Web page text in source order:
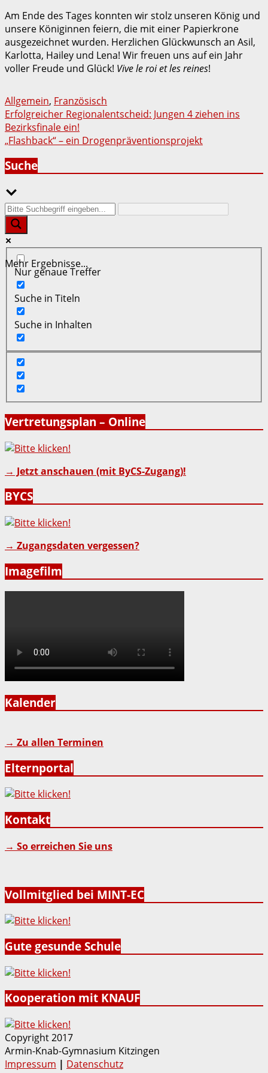
Am Ende des Tages konnten wir stolz unseren König und
unsere Königinnen feiern, die mit einer Papierkrone
ausgezeichnet wurden. Herzlichen Glückwunsch an Asil,
Karlotta, Hailey und Lena! Wir freuen uns auf ein Jahr
voller Freude und Glück! Vive le roi et les reines!
Allgemein, Französisch
Beitragsnavigation
Erfolgreicher Regionalentscheid: Jungen 4 ziehen ins
Bezirksfinale ein!
„Flashback“ – ein Drogenpräventionsprojekt
Suche
Mehr Ergebnisse...
Nur genaue Treffer
Suche in Titeln
Suche in Inhalten
Vertretungsplan – Online
→ Jetzt anschauen (mit ByCS-Zugang)!
BYCS
→ Zugangsdaten vergessen?
Imagefilm
Kalender
→ Zu allen Terminen
Elternportal
Kontakt
→ So erreichen Sie uns
Vollmitglied bei MINT-EC
Gute gesunde Schule
Kooperation mit KNAUF
Copyright 2017
Armin-Knab-Gymnasium Kitzingen
Impressum | Datenschutz